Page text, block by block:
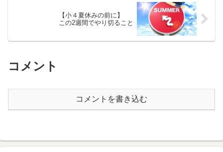
【小４夏休みの前に】
この2週間でやり切ること
コメント
コメントを書き込む